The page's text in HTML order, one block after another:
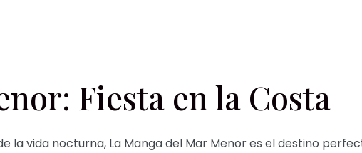
Fiesta en la Costa
la vida nocturna, La Manga del Mar Menor es el destino